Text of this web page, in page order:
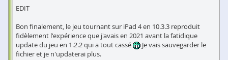
EDIT
Bon finalement, le jeu tournant sur iPad 4 en 10.3.3 reproduit
fidèlement l'expérience que j'avais en 2021 avant la fatidique
update du jeu en 1.2.2 qui a tout cassé
Je vais sauvegarder le
fichier et je n'updaterai plus.